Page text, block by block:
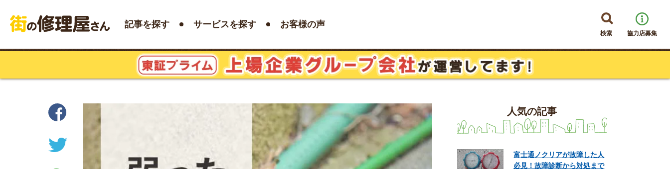
記事を探す サービスを探す お客様の声
検索 協力店募集
人気の記事
富士通ノクリアが故障した人
必見！故障診断から対処まで